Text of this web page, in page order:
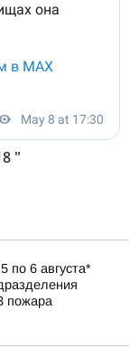
"
по 6 августа*
пожара